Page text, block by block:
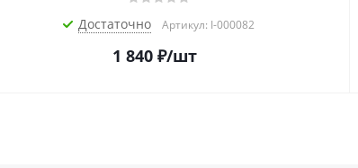
Достаточно Артикул: I-000082
1 840₽/шт